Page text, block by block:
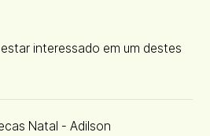
interessado em um destes
Natal - Adilson